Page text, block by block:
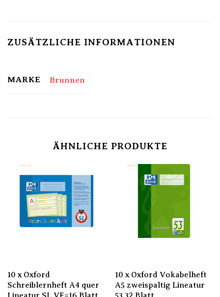
ZUSÄTZLICHE INFORMATIONEN
MARKE Brunnen
ÄHNLICHE PRODUKTE
10 x Oxford
Schreiblernheft A4 quer
Lineatur SL VE=16 Blatt
10 x Oxford Vokabelheft
A5 zweispaltig Lineatur
53 32 Blatt